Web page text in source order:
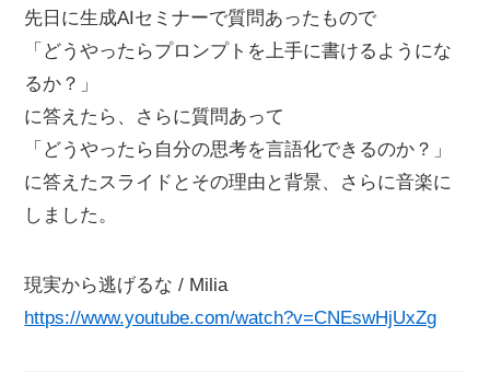
先日に生成AIセミナーで質問あったもので
「どうやったらプロンプトを上手に書けるようにな
るか？」
に答えたら、さらに質問あって
「どうやったら自分の思考を言語化できるのか？」
に答えたスライドとその理由と背景、さらに音楽に
しました。
現実から逃げるな / Milia
https://www.youtube.com/watch?v=CNEswHjUxZg